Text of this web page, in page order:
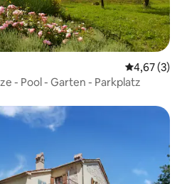
4,67 (3)
- Pool - Garten - Parkplatz